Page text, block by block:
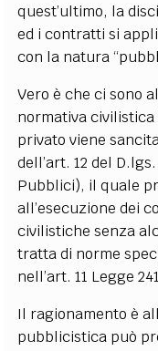
quest’ultimo, la
ed i contratti si
con la natura
Vero è che ci sono
normativa
privato viene
dell’art. 12 del
Pubblici), il quale
all’esecuzione dei
civilistiche senza
tratta di norme
nell’art. 11 Legge
Il ragionamento è
pubblicistica può